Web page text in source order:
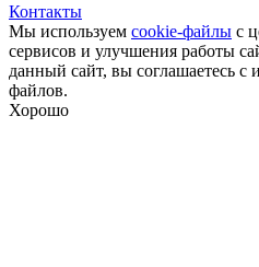
Контакты
Мы используем cookie-файлы с
сервисов и улучшения работы
данный сайт, вы соглашаетесь с
файлов.
Хорошо